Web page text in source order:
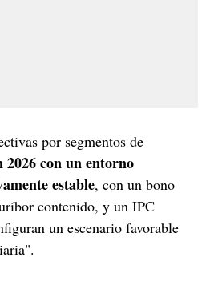
por segmentos de
2026 con un entorno
estable, con un bono
contenido, y un IPC
un escenario favorable